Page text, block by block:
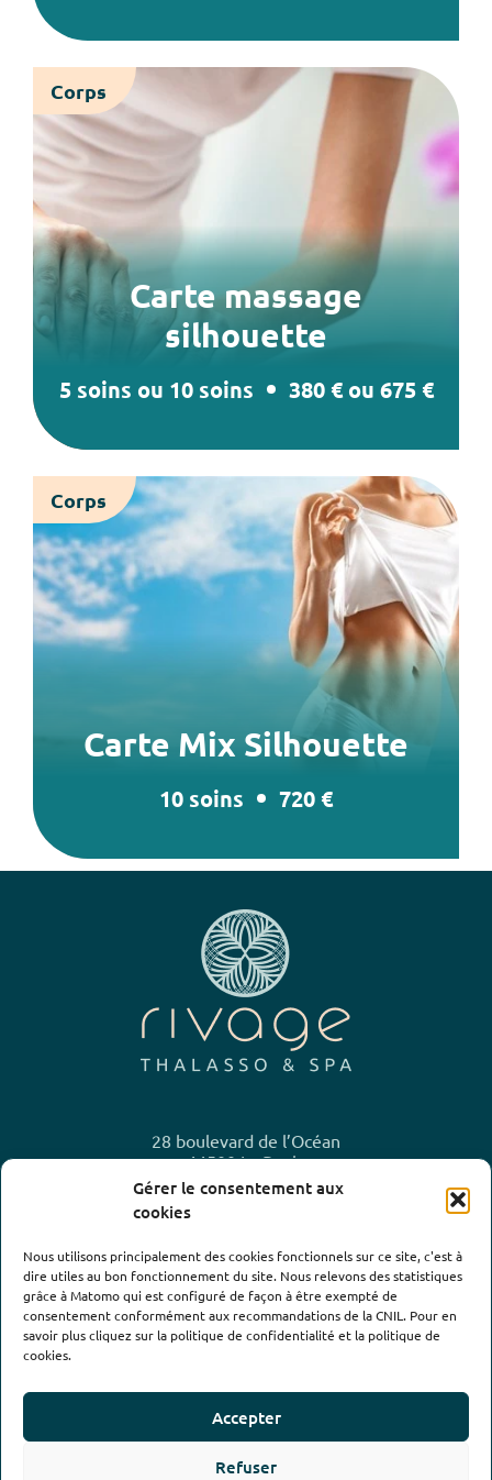
Gérer le consentement aux
cookies
Nous utilisons principalement des cookies fonctionnels sur ce site, c'est à
dire utiles au bon fonctionnement du site. Nous relevons des statistiques
grâce à Matomo qui est configuré de façon à être exempté de
consentement conformément aux recommandations de la CNIL. Pour en
savoir plus cliquez sur la politique de confidentialité et la politique de
cookies.
Accepter
Refuser
Corps
Carte massage
silhouette
5 soins ou 10 soins 380 € ou 675 €
Corps
Carte Mix Silhouette
10 soins 720 €
28 boulevard de l’Océan
44500 La Baule
02 40 23 10 20
Horaires
Cartes acceptées